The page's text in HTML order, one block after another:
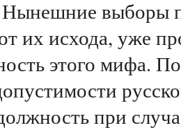
выборы
их исхода, уже
этого мифа.
при